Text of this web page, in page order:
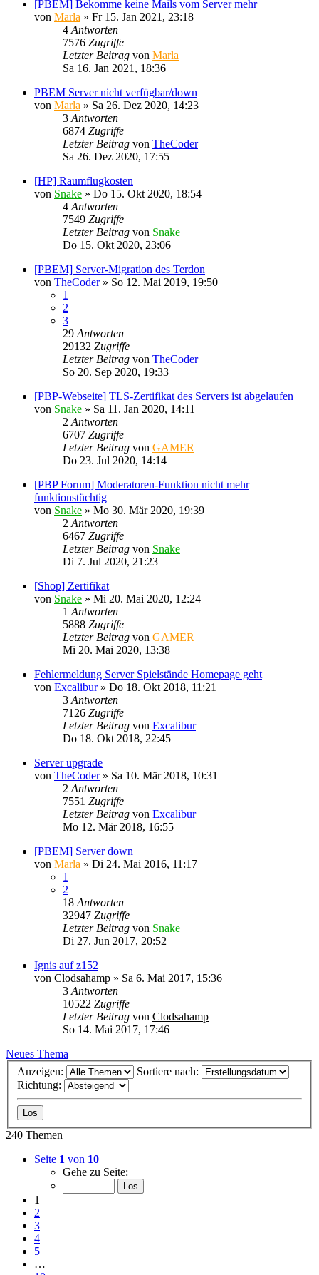
[PBEM] Bekomme keine Mails vom Server mehr
von Marla » Fr 15. Jan 2021, 23:18
4 Antworten
7576 Zugriffe
Letzter Beitrag von Marla
Sa 16. Jan 2021, 18:36
PBEM Server nicht verfügbar/down
von Marla » Sa 26. Dez 2020, 14:23
3 Antworten
6874 Zugriffe
Letzter Beitrag von TheCoder
Sa 26. Dez 2020, 17:55
[HP] Raumflugkosten
von Snake » Do 15. Okt 2020, 18:54
4 Antworten
7549 Zugriffe
Letzter Beitrag von Snake
Do 15. Okt 2020, 23:06
[PBEM] Server-Migration des Terdon
von TheCoder» So 12. Mai 2019, 19:50
1
2
3
29 Antworten
29132 Zugriffe
Letzter Beitrag von TheCoder
So 20. Sep 2020, 19:33
[PBP-Webseite] TLS-Zertifikat des Servers ist abgelaufen
von Snake » Sa 11. Jan 2020, 14:11
2 Antworten
6707 Zugriffe
Letzter Beitrag von GAMER
Do 23. Jul 2020, 14:14
[PBP Forum] Moderatoren-Funktion nicht mehr
funktionstüchtig
von Snake » Mo 30. Mär 2020, 19:39
2 Antworten
6467 Zugriffe
Letzter Beitrag von Snake
Di 7. Jul 2020, 21:23
[Shop] Zertifikat
von Snake » Mi 20. Mai 2020, 12:24
1 Antworten
5888 Zugriffe
Letzter Beitrag von GAMER
Mi 20. Mai 2020, 13:38
Fehlermeldung Server Spielstände Homepage geht
von Excalibur» Do 18. Okt 2018, 11:21
3 Antworten
7126 Zugriffe
Letzter Beitrag von Excalibur
Do 18. Okt 2018, 22:45
Server upgrade
von TheCoder» Sa 10. Mär 2018, 10:31
2 Antworten
7551 Zugriffe
Letzter Beitrag von Excalibur
Mo 12. Mär 2018, 16:55
[PBEM] Server down
von Marla » Di 24. Mai 2016, 11:17
1
2
18 Antworten
32947 Zugriffe
Letzter Beitrag von Snake
Di 27. Jun 2017, 20:52
Ignis auf z152
von Clodsahamp » Sa 6. Mai 2017, 15:36
3 Antworten
10522 Zugriffe
Letzter Beitrag von Clodsahamp
So 14. Mai 2017, 17:46
Neues Thema
Anzeigen:
Sortiere nach:
Richtung:
240 Themen
Seite 1 von 10
Gehe zu Seite:
1
2
3
4
5
…